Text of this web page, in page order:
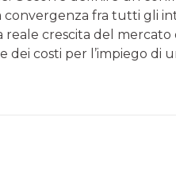
fra tutti gli
reale crescita del
dei costi per l’impiego